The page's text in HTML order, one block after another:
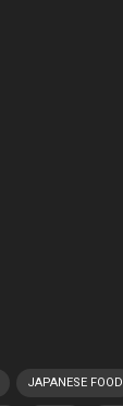
JAPANESE FOOD